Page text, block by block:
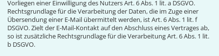
Vorliegen einer Einwilligung des Nutzers Art. 6 Abs. 1 lit. a DSGVO.
Rechtsgrundlage für die Verarbeitung der Daten, die im Zuge einer
Übersendung einer E-Mail übermittelt werden, ist Art. 6 Abs. 1 lit. f
DSGVO. Zielt der E-Mail-Kontakt auf den Abschluss eines Vertrages ab,
so ist zusätzliche Rechtsgrundlage für die Verarbeitung Art. 6 Abs. 1 lit.
b DSGVO.